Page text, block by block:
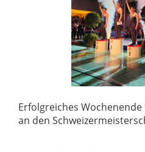
Erfolgreiches
an den